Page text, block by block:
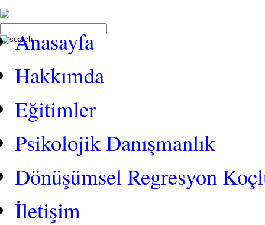
Anasayfa
Hakkımda
Eğitimler
Psikolojik Danışmanlık
Dönüşümsel Regresyon
İletişim